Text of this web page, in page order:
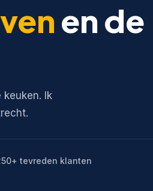
en de
Ik
tevreden klanten